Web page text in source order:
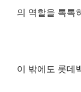
의 역할을 톡톡
이 밖에도 롯데